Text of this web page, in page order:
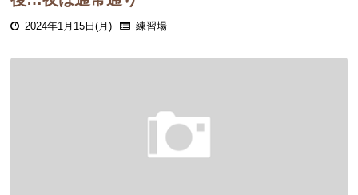
2024年1月15日(月) 練習場